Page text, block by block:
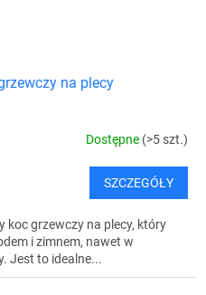
na plecy
Dostępne (>5 szt.)
SZCZEGÓŁY
koc grzewczy na plecy, który
i zimnem, nawet w
Jest to idealne...